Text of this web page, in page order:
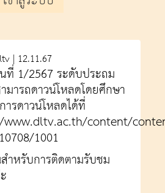
| 12.11.67
ที่ 1/2567 ระดับประถม
มารถดาวน์โหลดโดยศึกษา
รดาวน์โหลดได้ที่
content/
1001
หรับการติดตามรับชม